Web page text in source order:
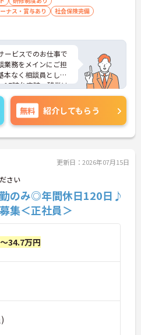
ナス・賞与あり
社会保険完備
ービスでのお仕事で
業務をメインにご担
本なく相談員として
17時台定時、残業は
イベートの時間も
方には、面接対策
話ししますのでお気
無料 紹介してもらう
更新日：2026年07月15日
さい
勤のみ◎年間休日120日♪
集＜正社員＞
34.7万円